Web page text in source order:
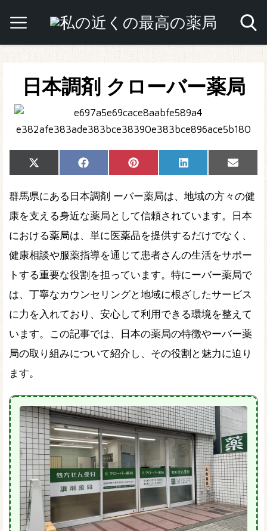
日本調剤 クローバー薬局
Share
on
X
(Twitter)
Share
on
Facebook Share
on
Pinterest Share
on
LinkedIn
Share
on
Email
群馬県にある日本調剤 ーバー薬局は、地域の方々の健
康を支える身近な薬局として信頼されています。日本
における薬局は、単に医薬品を提供するだけでなく、
健康相談や服薬指導を通じて患者さんの生活をサポー
トする重要な役割を担っています。特にーバー薬局で
は、丁寧なカウンセリングと地域に根ざしたサービス
に力を入れており、安心して利用できる環境を整えて
います。この記事では、日本の薬局の特徴やーバー薬
局の取り組みについて紹介し、その役割と魅力に迫り
ます。